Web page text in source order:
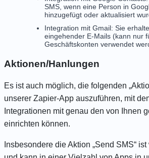
SMS, wenn eine Person in
hinzugefügt oder aktualisiert
Integration mit Gmail: Sie
eingehender E-Mails (kann nur
Geschäftskonten verwendet
Aktionen/Hanlungen
Es ist auch möglich, die folgenden
unserer Zapier-App auszuführen, mit
Integrationen mit genau den von Ihnen
einrichten können.
Insbesondere die Aktion „Send SMS“